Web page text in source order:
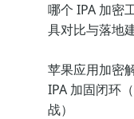
哪个 IPA 加密
具对比与落地
苹果应用加密
IPA 加固闭环
战）